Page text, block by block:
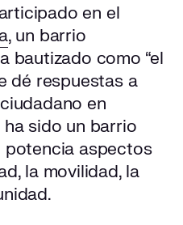
en el
, un barrio
bautizado como “el
dé respuestas a
en
sido un barrio
potencia aspectos
la movilidad, la